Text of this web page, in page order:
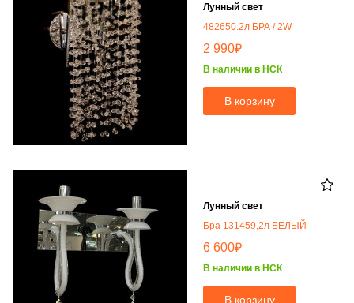
Лунный свет
482650.2л БРА / 2W
2 990₽
В наличии в НСК
В корзину
Лунный свет
Бра 131459,2л БЕЛЫЙ
6 600₽
В наличии в НСК
В корзину